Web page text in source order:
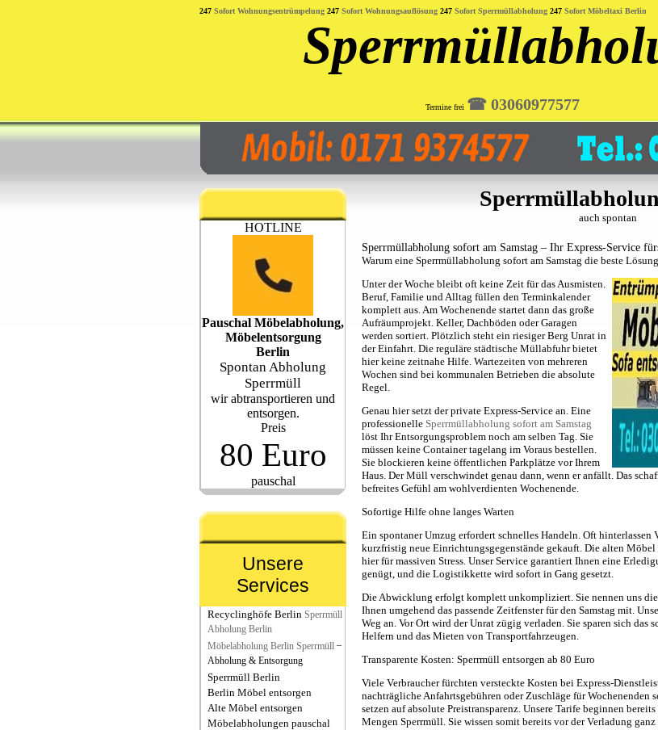
247 Sofort Wohnungsentrümpelung 247 Sofort Wohnungsauflösung 247 Sofort Sperrmüllabholung 247 Sofort Möbeltaxi Berlin
Termine frei ☎︎ 03060977577
HOTLINE
Pauschal Möbelabholung,
Möbelentsorgung
Berlin
Spontan Abholung
Sperrmüll
wir abtransportieren und
entsorgen.
Preis
80 Euro
pauschal
Unsere
Services
Recyclinghöfe Berlin Sperrmüll
Abholung Berlin
Möbelabholung Berlin Sperrmüll –
Abholung & Entsorgung
Sperrmüll Berlin
Berlin Möbel entsorgen
Alte Möbel entsorgen
Möbelabholungen pauschal
auch spontan
Sperrmüllabholung sofort am Samstag – Ihr Express-Service
Warum eine Sperrmüllabholung sofort am Samstag die beste
Unter der Woche bleibt oft keine Zeit für das Ausmisten.
Beruf, Familie und Alltag füllen den Terminkalender
komplett aus. Am Wochenende startet dann das große
Aufräumprojekt. Keller, Dachböden oder Garagen
werden sortiert. Plötzlich steht ein riesiger Berg Unrat in
der Einfahrt. Die reguläre städtische Müllabfuhr bietet
hier keine zeitnahe Hilfe. Wartezeiten von mehreren
Wochen sind bei kommunalen Betrieben die absolute
Regel.
Genau hier setzt der private Express-Service an. Eine
professionelle Sperrmüllabholung sofort am Samstag
löst Ihr Entsorgungsproblem noch am selben Tag. Sie
müssen keine Container tagelang im Voraus bestellen.
Sie blockieren keine öffentlichen Parkplätze vor Ihrem
Haus. Der Müll verschwindet genau dann, wenn er anfällt. Das
befreites Gefühl am wohlverdienten Wochenende.
Sofortige Hilfe ohne langes Warten
Ein spontaner Umzug erfordert schnelles Handeln. Oft hinterlassen
kurzfristig neue Einrichtungsgegenstände gekauft. Die alten Möbel
hier für massiven Stress. Unser Service garantiert Ihnen eine
genügt, und die Logistikkette wird sofort in Gang gesetzt.
Die Abwicklung erfolgt komplett unkompliziert. Sie nennen uns
Ihnen umgehend das passende Zeitfenster für den Samstag mit.
Weg an. Vor Ort wird der Unrat zügig verladen. Sie sparen sich das
Helfern und das Mieten von Transportfahrzeugen.
Transparente Kosten: Sperrmüll entsorgen ab 80 Euro
Viele Verbraucher fürchten versteckte Kosten bei Express-
nachträgliche Anfahrtsgebühren oder Zuschläge für Wochenenden
setzen auf absolute Preistransparenz. Unsere Tarife beginnen
Mengen Sperrmüll. Sie wissen somit bereits vor der Verladung